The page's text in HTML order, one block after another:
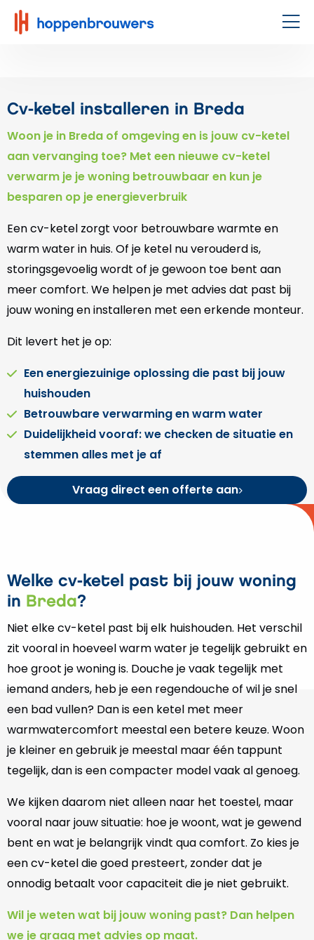
Hoppenbrouwers
|
Cv-ketel installeren in Breda
Woon je in Breda of omgeving en is jouw cv-ketel
aan vervanging toe? Met een nieuwe cv-ketel
verwarm je je woning betrouwbaar en kun je
besparen op je energieverbruik
Een cv-ketel zorgt voor betrouwbare warmte en
warm water in huis. Of je ketel nu verouderd is,
storingsgevoelig wordt of je gewoon toe bent aan
meer comfort. We helpen je met advies dat past bij
jouw woning en installeren met een erkende monteur.
Dit levert het je op:
Een energiezuinige oplossing die past bij jouw
huishouden
Betrouwbare verwarming en warm water
Duidelijkheid vooraf: we checken de situatie en
stemmen alles met je af
Vraag direct een offerte aan
Welke cv-ketel past bij jouw woning
in Breda?
Niet elke cv-ketel past bij elk huishouden. Het verschil
zit vooral in hoeveel warm water je tegelijk gebruikt en
hoe groot je woning is. Douche je vaak tegelijk met
iemand anders, heb je een regendouche of wil je snel
een bad vullen? Dan is een ketel met meer
warmwatercomfort meestal een betere keuze. Woon
je kleiner en gebruik je meestal maar één tappunt
tegelijk, dan is een compacter model vaak al genoeg.
We kijken daarom niet alleen naar het toestel, maar
vooral naar jouw situatie: hoe je woont, wat je gewend
bent en wat je belangrijk vindt qua comfort. Zo kies je
een cv-ketel die goed presteert, zonder dat je
onnodig betaalt voor capaciteit die je niet gebruikt.
Wil je weten wat bij jouw woning past? Dan helpen
we je graag met advies op maat.